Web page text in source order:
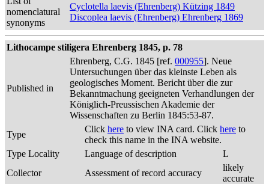
nomenclatural
synonyms
Cyclotella laevis (Ehrenberg) Kützing 1849
Discoplea laevis (Ehrenberg) Ehrenberg 1869
Lithocampe stiligera Ehrenberg 1845, p. 78
Published in
Ehrenberg, C.G. 1845 [ref. 000955]. Neue
Untersuchungen über das kleinste Leben als
geologisches Moment. Bericht über die zur
Bekanntmachung geeigneten Verhandlungen der
Königlich-Preussischen Akademie der
Wissenschaften zu Berlin 1845:53-87.
Type
Click here to view INA card. Click here to
check this name in the INA website.
Type Locality
Language of description
L
Collector
Assessment of record accuracy
likely
accurate